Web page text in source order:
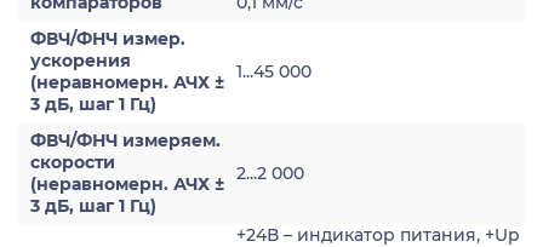
ФВЧ/ФНЧ измер.
ускорения
(неравномерн. АЧХ ±
3 дБ, шаг 1 Гц)
1...45 000
ФВЧ/ФНЧ измеряем.
скорости
(неравномерн. АЧХ ±
3 дБ, шаг 1 Гц)
2...2 000
+24В – индикатор питания, +Up